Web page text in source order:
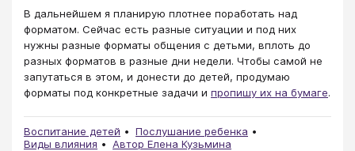
В дальнейшем я планирую плотнее поработать над
форматом. Сейчас есть разные ситуации и под них
нужны разные форматы общения с детьми, вплоть до
разных форматов в разные дни недели. Чтобы самой не
запутаться в этом, и донести до детей, продумаю
форматы под конкретные задачи и пропишу их на бумаге.
Воспитание детей
Послушание ребенка
Виды влияния
Автор Елена Кузьмина